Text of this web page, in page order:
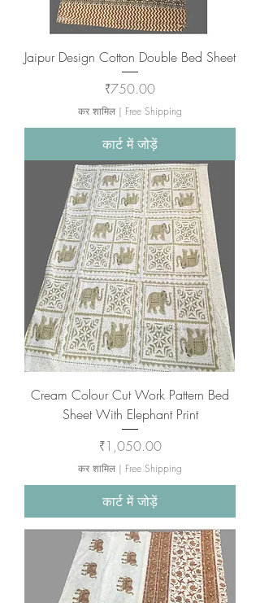
Jaipur Design Cotton Double Bed Sheet
मूल्य
₹750.00
कर शामिल | Free Shipping
कार्ट में जोड़ें
Cream Colour Cut Work Pattern Bed
Sheet With Elephant Print
मूल्य
₹1,050.00
कर शामिल | Free Shipping
कार्ट में जोड़ें